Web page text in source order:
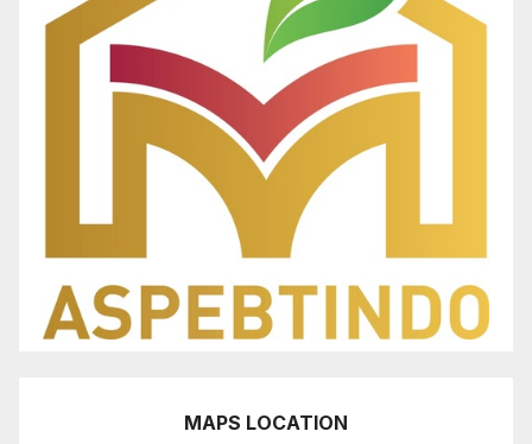
MAPS LOCATION